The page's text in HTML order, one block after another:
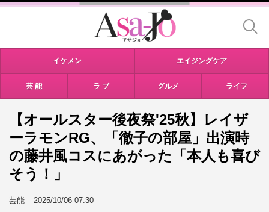
イケメン エイジングケア
芸 能 ラ ブ グルメ ライフ
【オールスター後夜祭'25秋】レイザ
ーラモンRG、「徹子の部屋」出演時
の藤井風コスにあがった「本人も喜び
そう！」
芸能 2025/10/06 07:30